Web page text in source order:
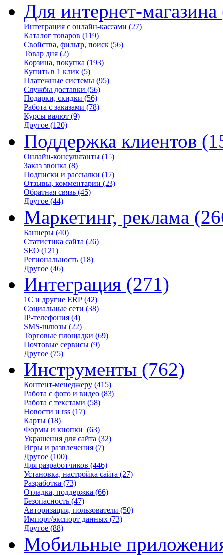
Для интернет-магазина
Интеграция с онлайн-кассами (27)
Каталог товаров (119)
Свойства, фильтр, поиск (56)
Товар дня (2)
Корзина, покупка (193)
Купить в 1 клик (5)
Платежные системы (95)
Службы доставки (56)
Подарки, скидки (56)
Работа с заказами (78)
Курсы валют (9)
Другое (120)
Поддержка клиентов
Онлайн-консультанты (15)
Заказ звонка (8)
Подписки и рассылки (17)
Отзывы, комментарии (23)
Обратная связь (45)
Другое (44)
Маркетинг, реклама
Баннеры (40)
Статистика сайта (26)
SEO (121)
Региональность (18)
Другое (46)
Интеграция (271)
1С и другие ERP (42)
Социальные сети (38)
IP-телефония (4)
SMS-шлюзы (22)
Торговые площадки (69)
Почтовые сервисы (9)
Другое (75)
Инструменты (762)
Контент-менеджеру (415)
Работа с фото и видео (83)
Работа с текстами (58)
Новости и rss (17)
Карты (18)
Формы и кнопки (63)
Украшения для сайта (32)
Игры и развлечения (7)
Другое (100)
Для разработчиков (446)
Установка, настройка сайта (27)
Разработка (73)
Отладка, поддержка (66)
Безопасность (47)
Авторизация, пользователи (50)
Импорт/экспорт данных (73)
Другое (88)
Мобильные